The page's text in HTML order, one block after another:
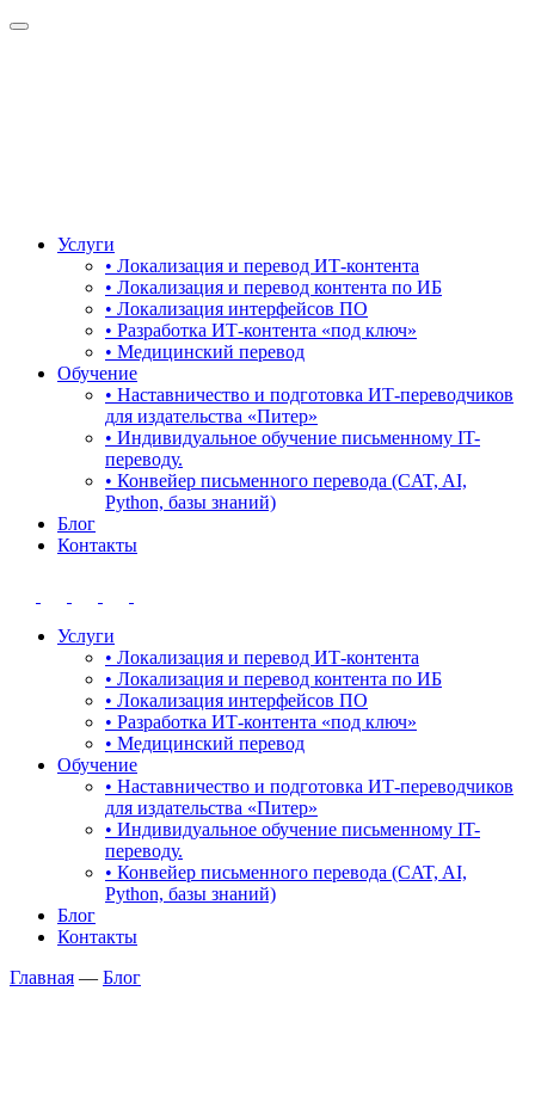
Услуги
• Локализация и перевод ИТ-контента
• Локализация и перевод контента по ИБ
• Локализация интерфейсов ПО
• Разработка ИТ-контента «под ключ»
• Медицинский перевод
Обучение
• Наставничество и подготовка ИТ-переводчиков
для издательства «Питер»
• Индивидуальное обучение письменному IT-
переводу.
• Конвейер письменного перевода (CAT, AI,
Python, базы знаний)
Блог
Контакты
Услуги
• Локализация и перевод ИТ-контента
• Локализация и перевод контента по ИБ
• Локализация интерфейсов ПО
• Разработка ИТ-контента «под ключ»
• Медицинский перевод
Обучение
• Наставничество и подготовка ИТ-переводчиков
для издательства «Питер»
• Индивидуальное обучение письменному IT-
переводу.
• Конвейер письменного перевода (CAT, AI,
Python, базы знаний)
Блог
Контакты
Главная — Блог